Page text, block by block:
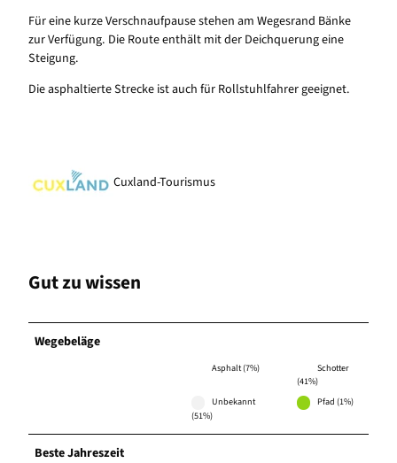
Für eine kurze Verschnaufpause stehen am Wegesrand Bänke
zur Verfügung. Die Route enthält mit der Deichquerung eine
Steigung.
Die asphaltierte Strecke ist auch für Rollstuhlfahrer geeignet.
Cuxland-Tourismus
Gut zu wissen
Wegebeläge
Asphalt (7%)
Schotter
(41%)
Unbekannt
(51%)
Pfad (1%)
Beste Jahreszeit